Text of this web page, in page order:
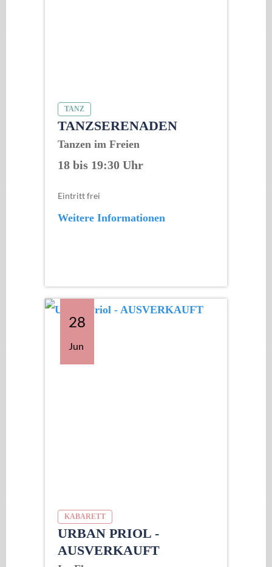
TANZ
TANZSERENADEN
Tanzen im Freien
18 bis 19:30 Uhr
Eintritt frei
Weitere Informationen
28
Jun
KABARETT
URBAN PRIOL -
AUSVERKAUFT